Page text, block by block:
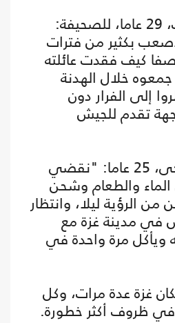
وقال هارون الخطيب، 29 عاما، للصحيفة:
بكثير من فترات
كيف فقدت عائلته
خلال الهدنة
إلى الفرار دون
تقدم للجيش
بينما أكد محمد مرتجى، 25 عاما: "نقضي
الماء والطعام وشحن
الرؤية ليلا، وانتظار
في مدينة غزة مع
أقاربه ويأكل مرة واحدة في
غزة عدة مرات، وكل
في ظروف أكثر خطورة.